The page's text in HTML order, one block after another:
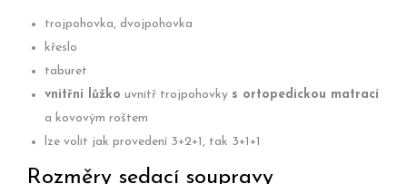
trojpohovka, dvojpohovka
křeslo
taburet
vnitřní lůžko uvnitř trojpohovky s ortopedickou matrací
a kovovým roštem
lze volit jak provedení 3+2+1, tak 3+1+1
Rozměry sedací soupravy